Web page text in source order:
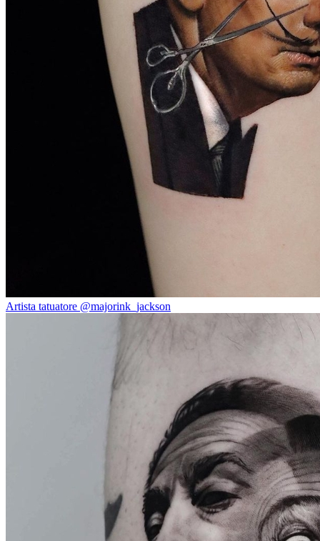
Artista tatuatore @majorink_jackson